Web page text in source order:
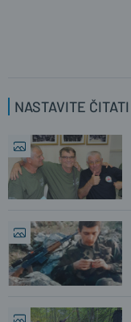
NASTAVITE ČITATI